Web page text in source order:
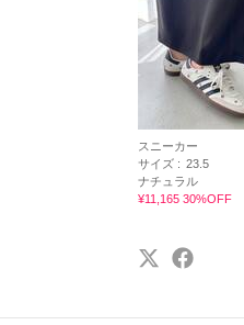
スニーカー
サイズ : 23.5
ナチュラル
¥11,165 30%OFF